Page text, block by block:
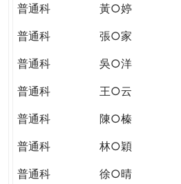
普通科
黃○婷
普通科
張○家
普通科
吳○洋
普通科
王○云
普通科
陳○榛
普通科
林○穎
普通科
徐○晴